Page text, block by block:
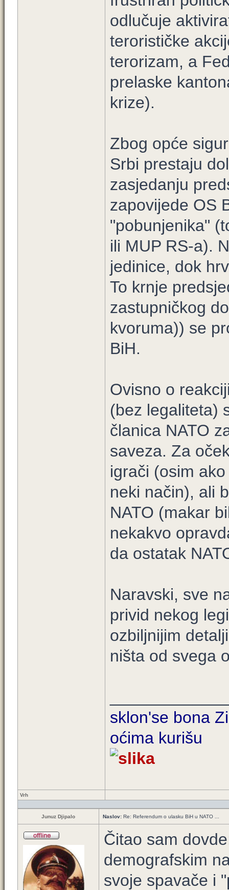
odlučuje
terorističke
terorizam, a
prelaske
krize).
Zbog opće
Srbi prestaju
zasjedanju
zapovijede OS
"pobunjenika"
ili MUP RS-a).
jedinice, dok
To krnje
zastupničkog
kvoruma)) se
BiH.
Ovisno o
(bez legaliteta)
članica NATO
saveza. Za
igrači (osim
neki način), ali
NATO (makar
nekakvo
da ostatak
Naravski, sve
privid nekog
ozbiljnijim
ništa od svega
sklon'se bona
oćima kurišu
Vrh
Junuz Djipalo Naslov: Re: Referendum o ulasku BiH u NATO ...
Čitao sam
demografskim
svoje spavače i